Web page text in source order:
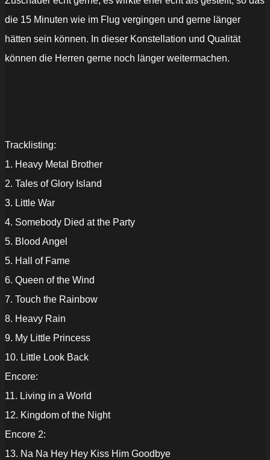
die 15 Minuten wie im Flug vergingen und gerne länger
hätten sein können. In dieser Konstellation und Qualität
können die Herren gerne noch länger weitermachen.
Tracklisting:
1. Heavy Metal Brother
2. Tales of Glory Island
3. Little War
4. Somebody Died at the Party
5. Blood Angel
5. Hall of Fame
6. Queen of the Wind
7. Touch the Rainbow
8. Heavy Rain
9. My Little Princess
10. Little Look Back
Encore:
11. Living in a World
12. Kingdom of the Night
Encore 2:
13. Na Na Hey Hey Kiss Him Goodbye